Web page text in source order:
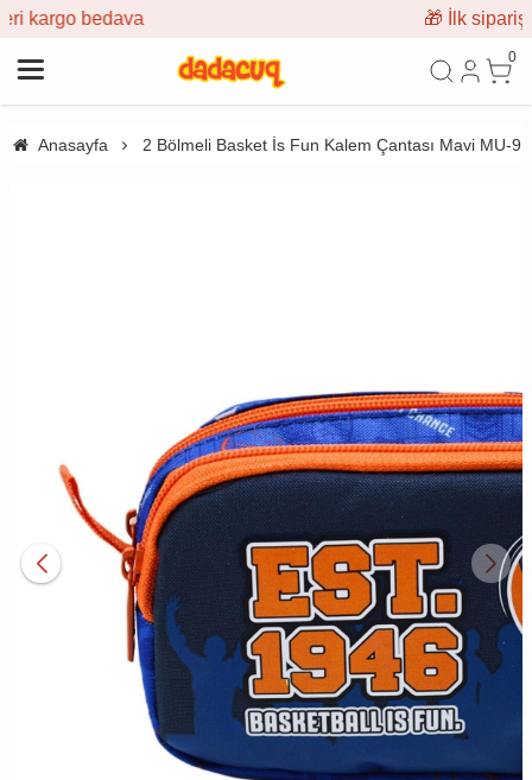
🎁 İlk siparişe %10 indirim
0
Anasayfa 2 Bölmeli Basket İs Fun Kalem Çantası Mavi MU-